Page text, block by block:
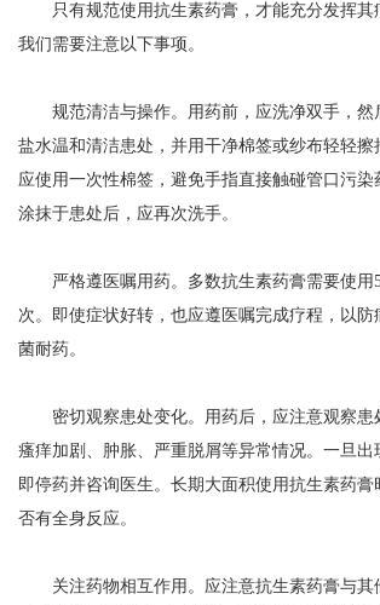
只有规范使用抗生素药膏，才能充分发挥其
我们需要注意以下事项。
规范清洁与操作。用药前，应洗净双手，然
盐水温和清洁患处，并用干净棉签或纱布轻轻擦
应使用一次性棉签，避免手指直接触碰管口污染
涂抹于患处后，应再次洗手。
严格遵医嘱用药。多数抗生素药膏需要使用5
次。即使症状好转，也应遵医嘱完成疗程，以防
菌耐药。
密切观察患处变化。用药后，应注意观察患
瘙痒加剧、肿胀、严重脱屑等异常情况。一旦出
即停药并咨询医生。长期大面积使用抗生素药膏
否有全身反应。
关注药物相互作用。应注意抗生素药膏与其